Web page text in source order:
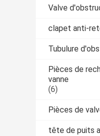
Valve
clapet anti-
Tubulure
Pièces de
vanne
(6)
Pièces de
tête de puits